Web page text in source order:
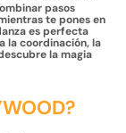
pasos
te pones en
es perfecta
la coordinación, la
la magia